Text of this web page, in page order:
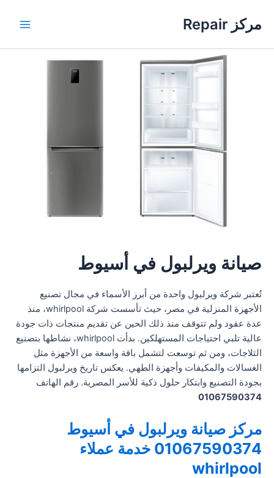
المحتوى
مركز Repair
صيانة ويرلبول في أسيوط
تُعتبر شركة ويرلبول واحدة من أبرز الأسماء في مجال تصنيع
الأجهزة المنزلية في مصر، حيث تأسست شركة whirlpool، منذ
عدة عقود ولم تتوقف منذ ذلك الحين عن تقديم منتجات ذات جودة
عالية تلبي احتياجات المستهلكين. بدأت whirlpool، نشاطها بتصنيع
الثلاجات، ومن ثم توسعت لتشمل باقة واسعة من الأجهزة مثل
الغسالات والمكيفات وأجهزة الطهي. يعكس تاريخ ويرلبول التزامها
بجودة التصنيع وابتكار حلول ذكية للأسر المصرية. رقم الهاتف
01067590374
مركز صيانة ويرلبول في أسيوط
01067590374 خدمة عملاء
whirlpool